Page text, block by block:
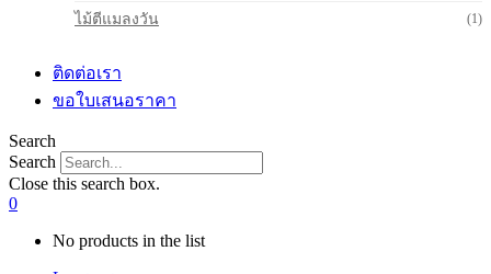
ไม้ตีแมลงวัน (1)
ติดต่อเรา
ขอใบเสนอราคา
Search
Search
Close this search box.
0
No products in the list